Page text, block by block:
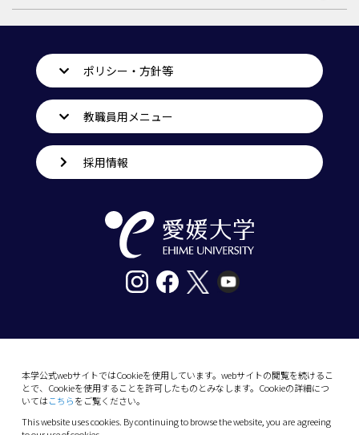
本学公式webサイトではCookieを使用しています。webサイトの閲覧を続けるこ
とで、Cookieを使用することを許可したものとみなします。Cookieの詳細につ
いてはこちらをご覧ください。
This website uses cookies. By continuing to browse the website, you are agreeing
ポリシー・方針等
教職員用メニュー
採用情報
10-13 Dogo-Himata, Matsuyama, Ehime 790-
Phone: +81 89-927-9000